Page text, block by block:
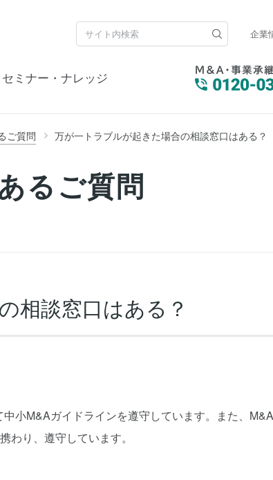
企業
セミナー・ナレッジ
ご質問 万が一トラブルが起きた場合の相談窓口はある？
るご質問
相談窓口はある？
小M&Aガイドラインを遵守しています。また、
わり、遵守しています。